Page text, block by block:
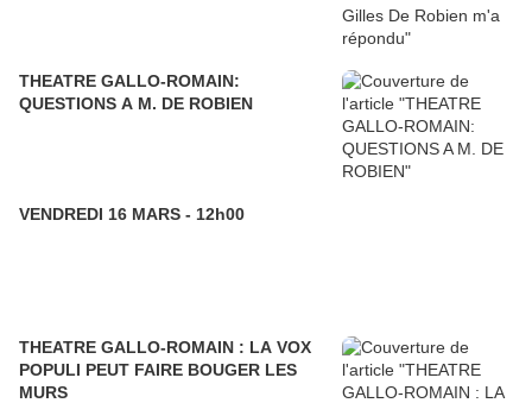
THEATRE GALLO-ROMAIN:
QUESTIONS A M. DE ROBIEN
VENDREDI 16 MARS - 12h00
THEATRE GALLO-ROMAIN : LA VOX
POPULI PEUT FAIRE BOUGER LES
MURS